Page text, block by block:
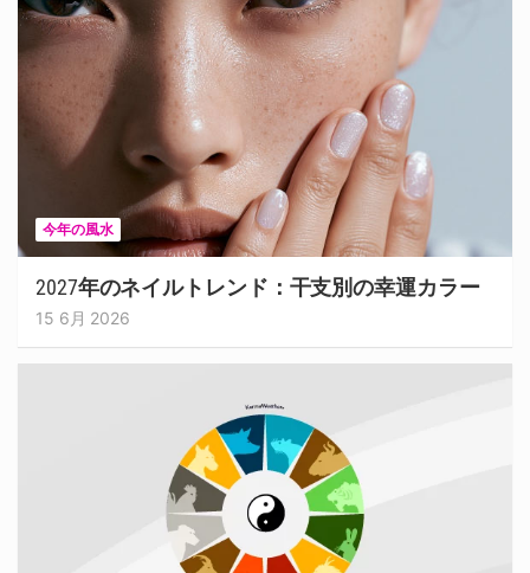
今年の風水
2027年のネイルトレンド：干支別の幸運カラー
15 6月 2026